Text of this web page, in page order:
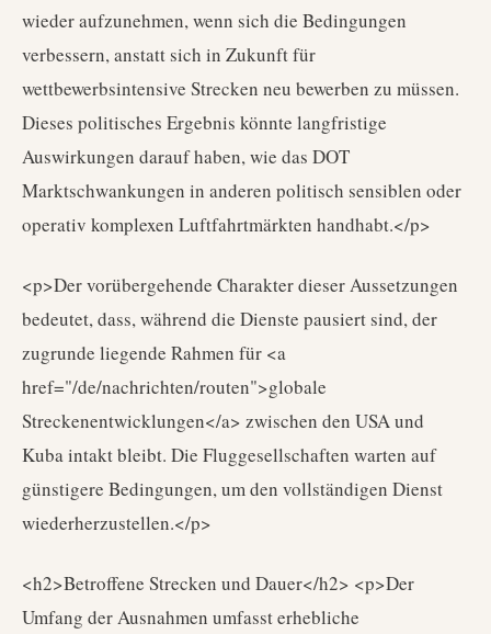
wieder aufzunehmen, wenn sich die Bedingungen
verbessern, anstatt sich in Zukunft für
wettbewerbsintensive Strecken neu bewerben zu müssen.
Dieses politisches Ergebnis könnte langfristige
Auswirkungen darauf haben, wie das DOT
Marktschwankungen in anderen politisch sensiblen oder
operativ komplexen Luftfahrtmärkten handhabt.</p>
<p>Der vorübergehende Charakter dieser Aussetzungen
bedeutet, dass, während die Dienste pausiert sind, der
zugrunde liegende Rahmen für <a
href="/de/nachrichten/routen">globale
Streckenentwicklungen</a> zwischen den USA und
Kuba intakt bleibt. Die Fluggesellschaften warten auf
günstigere Bedingungen, um den vollständigen Dienst
wiederherzustellen.</p>
<h2>Betroffene Strecken und Dauer</h2> <p>Der
Umfang der Ausnahmen umfasst erhebliche